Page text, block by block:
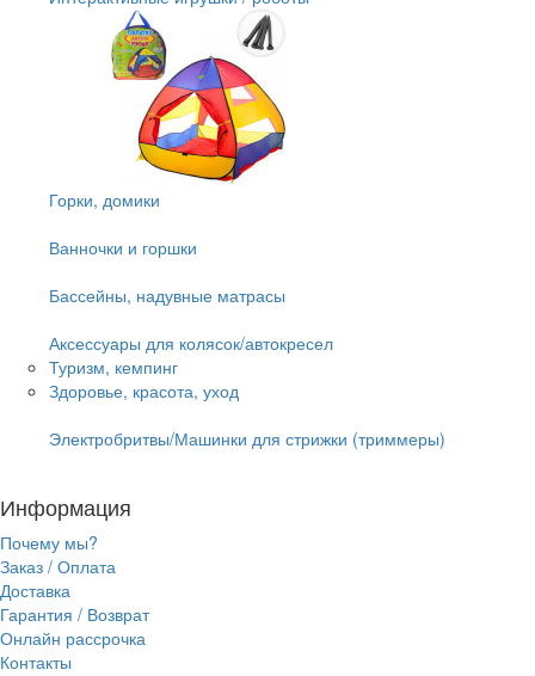
Горки, домики
Ванночки и горшки
Бассейны, надувные матрасы
Аксессуары для колясок/автокресел
Туризм, кемпинг
Здоровье, красота, уход
Электробритвы/Машинки для стрижки (триммеры)
Информация
Почему мы?
Заказ / Оплата
Доставка
Гарантия / Возврат
Онлайн рассрочка
Контакты